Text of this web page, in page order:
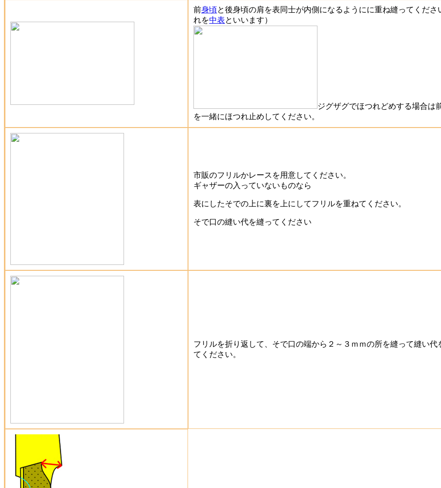
前身頃と後身頃の肩を表同士が内側になるようにに重ね縫ってくださ
れを中表といいます）
ジグザグでほつれどめする場合は
を一緒にほつれ止めしてください。
市販のフリルかレースを用意してください。
ギャザーの入っていないものなら
表にしたそでの上に裏を上にしてフリルを重ねてください。
そで口の縫い代を縫ってください
フリルを折り返して、そで口の端から２～３ｍｍの所を縫って縫い代
てください。